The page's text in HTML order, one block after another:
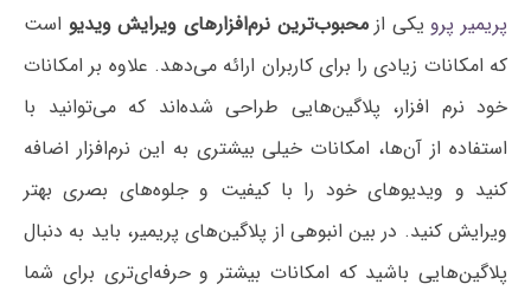
پریمیر پرو یکی ازمحبوب‌ترین نرم‌افزارهای ویرایش ویدیو است
که امکانات زیادی را برای کاربران ارائه می‌دهد. علاوه بر امکانات
خود نرم افزار، پلاگین‌هایی طراحی شده‌اند که می‌توانید با
استفاده از آن‌ها، امکانات خیلی بیشتری به این نرم‌افزار اضافه
کنید و ویدیوهای خود را با کیفیت و جلوه‌های بصری بهتر
ویرایش کنید. در بین انبوهی از پلاگین‌های پریمیر، باید به دنبال
پلاگین‌هایی باشید که امکانات بیشتر و حرفه‌ای‌تری برای شما